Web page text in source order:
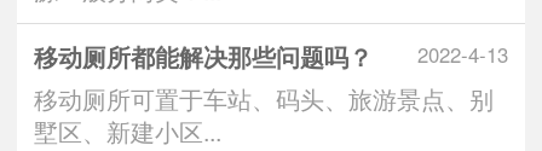
2022-4-13
移动厕所都能解决那些问题吗？
移动厕所可置于车站、码头、旅游景点、别
墅区、新建小区...